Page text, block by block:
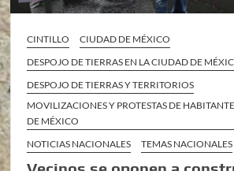
CINTILLO
CIUDAD DE MÉXICO
DESPOJO DE TIERRAS EN LA CIUDAD DE
DESPOJO DE TIERRAS Y TERRITORIOS
MOVILIZACIONES Y PROTESTAS DE
DE MÉXICO
NOTICIAS NACIONALES
TEMAS NACIONALES